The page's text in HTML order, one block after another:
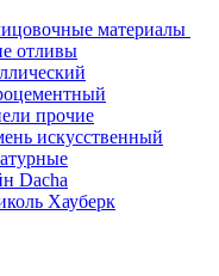
материалы
отливы
прочие
искусственный
Dacha
Хауберк